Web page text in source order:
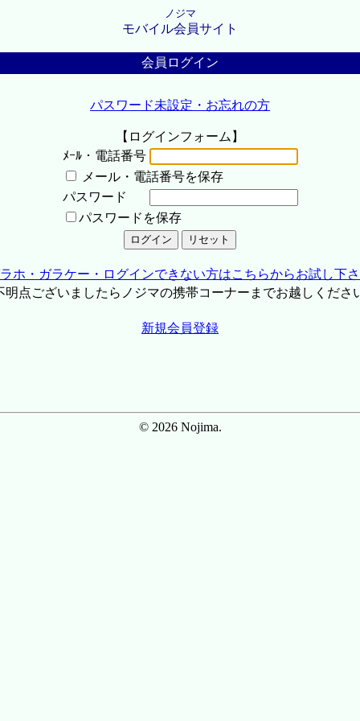
ノジマ
モバイル会員サイト
会員ログイン
パスワード未設定・お忘れの方
【ログインフォーム】
ﾒｰﾙ・電話番号
メール・電話番号を保存
パスワード
パスワードを保存
ホ・ガラケー・ログインできない方はこちらからお試し下
点ございましたらノジマの携帯コーナーまでお越しくださ
新規会員登録
© 2026 Nojima.